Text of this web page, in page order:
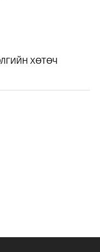
ХӨТӨЧ